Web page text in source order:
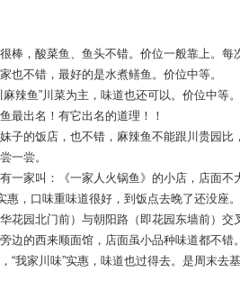
，酸菜鱼、鱼头不错。价位一般靠上。每
不错，最好的是水煮鳝鱼。价位中等。
辣鱼”川菜为主，味道也还可以。价位中等。
出名！有它出名的道理！！
的饭店，也不错，麻辣鱼不能跟川贵园比
一尝。
家叫：《一家人火锅鱼》的小店，店面不
惠，口味重味道很好，到饭点去晚了还没座。
园北门前）与朝阳路（即花园东墙前）交
边的西来顺面馆，店面虽小品种味道都不错
家川味”实惠，味道也过得去。是周末去